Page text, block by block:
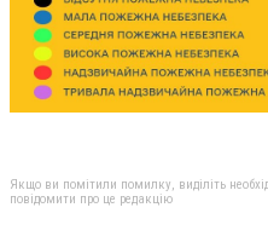
Якщо ви помітили помилку, виділіть
повідомити про це редакцію